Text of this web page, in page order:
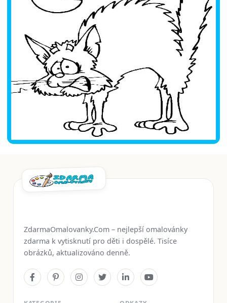
ZdarmaOmalovanky.Com – nejlepší omalovánky
zdarma k vytisknutí pro děti i dospělé. Tisíce
obrázků, aktualizováno denně.